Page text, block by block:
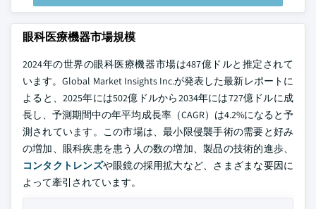
眼科医療機器市場規模
2024年の世界の眼科医療機器市場は487億ドルと推定されて
います。Global Market Insights Inc.が発表した最新レポートに
よると、2025年には502億ドルから2034年には727億ドルに成
長し、予測期間中の年平均成長率（CAGR）は4.2%になると予
測されています。この市場は、最小限侵襲手術の需要と好み
の増加、眼科疾患を患う人の数の増加、製品の技術的進歩、
コンタクトレンズや眼鏡の採用拡大など、さまざまな要因に
よって牽引されています。